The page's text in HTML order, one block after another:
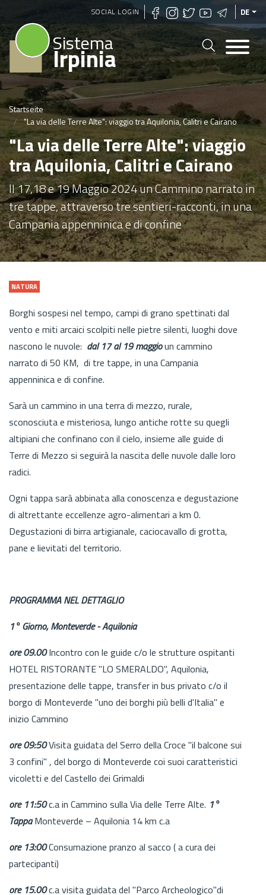
Direkt
zum
Inhalt
SOCIAL LOGIN DE
Sistema
Irpinia
Startseite
"La via delle Terre Alte": viaggio tra Aquilonia, Calitri e Cairano
"La via delle Terre Alte": viaggio
tra Aquilonia, Calitri e Cairano
Il 17,18 e 19 Maggio 2024 un Cammino narrato in
tre tappe, attraverso tre sentieri-racconti, in una
Campania appenninica e di confine
NATURA
Borghi sospesi nel tempo, campi di grano spettinati dal
vento e miti arcaici scolpiti nelle pietre silenti, luoghi dove
nascono le nuvole: dal 17 al 19 maggioun cammino
narrato di 50 KM, di tre tappe, in una Campania
appenninica e di confine.
Sarà un cammino in una terra di mezzo, rurale,
sconosciuta e misteriosa, lungo antiche rotte su quegli
altipiani che confinano con il cielo, insieme alle guide di
Terre di Mezzo si seguirà la nascita delle nuvole dalle loro
radici.
Ogni tappa sarà abbinata alla conoscenza e degustazione
di altrettante eccellenze agro-alimentari a km 0.
Degustazioni di birra artigianale, caciocavallo di grotta,
pane e lievitati del territorio.
PROGRAMMA NEL DETTAGLIO
1° Giorno, Monteverde - Aquilonia
ore 09.00Incontro con le guide c/o le strutture ospitanti
HOTEL RISTORANTE "LO SMERALDO", Aquilonia,
presentazione delle tappe, transfer in bus privato c/o il
borgo di Monteverde "uno dei borghi più belli d'Italia" e
inizio Cammino
ore 09:50Visita guidata del Serro della Croce "il balcone sui
3 confini" , del borgo di Monteverde coi suoi caratteristici
vicoletti e del Castello dei Grimaldi
ore 11:50c.a in Cammino sulla Via delle Terre Alte. 1°
TappaMonteverde – Aquilonia 14 km c.a
ore 13:00Consumazione pranzo al sacco ( a cura dei
partecipanti)
ore 15.00c.a visita guidata del "Parco Archeologico"di